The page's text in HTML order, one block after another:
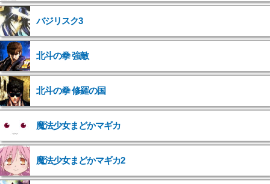
バジリスク3
北斗の拳 強敵
北斗の拳 修羅の国
魔法少女まどかマギカ
魔法少女まどかマギカ2